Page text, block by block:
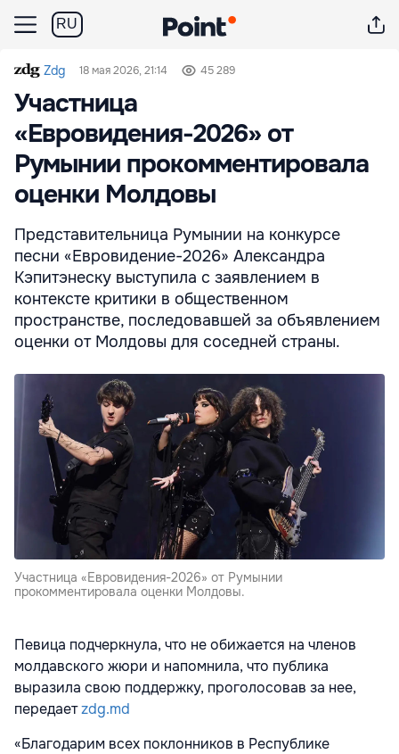
RU
Zdg 18 мая 2026, 21:14 45 289
Участница
«Евровидения-2026» от
Румынии прокомментировала
оценки Молдовы
Представительница Румынии на конкурсе
песни «Евровидение-2026» Александра
Кэпитэнеску выступила с заявлением в
контексте критики в общественном
пространстве, последовавшей за объявлением
оценки от Молдовы для соседней страны.
Участница «Евровидения-2026» от Румынии
прокомментировала оценки Молдовы.
Певица подчеркнула, что не обижается на членов
молдавского жюри и напомнила, что публика
выразила свою поддержку, проголосовав за нее,
передаетzdg.md
«Благодарим всех поклонников в Республике